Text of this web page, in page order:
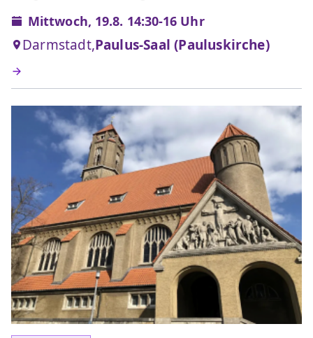
Mittwoch, 19.8. 14:30-16 Uhr
Darmstadt,Paulus-Saal (Pauluskirche)